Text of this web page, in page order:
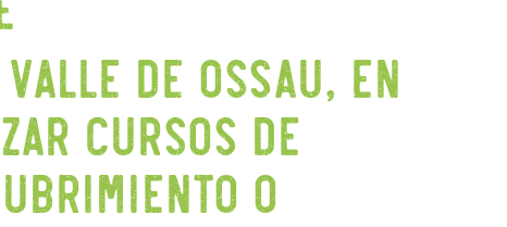
de Ossau, en
cursos de
o